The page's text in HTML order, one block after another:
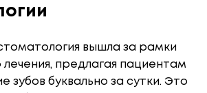
вышла за рамки
лечения, предлагая пациентам
зубов буквально за сутки. Это